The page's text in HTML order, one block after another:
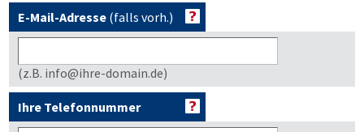
E-Mail-Adresse (falls vorh.)
(z.B. info@ihre-domain.de)
Ihre Telefonnummer